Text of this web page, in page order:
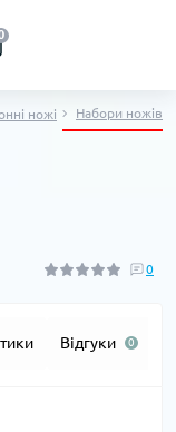
ножі Набори ножів
0
Відгуки 0